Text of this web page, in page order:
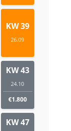
KW 39
26.09
KW 43
24.10
€1.800
KW 47